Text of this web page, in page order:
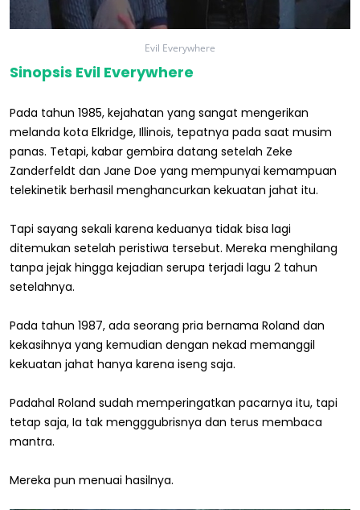
Evil Everywhere
Sinopsis Evil Everywhere
Pada tahun 1985, kejahatan yang sangat mengerikan
melanda kota Elkridge, Illinois, tepatnya pada saat musim
panas. Tetapi, kabar gembira datang setelah Zeke
Zanderfeldt dan Jane Doe yang mempunyai kemampuan
telekinetik berhasil menghancurkan kekuatan jahat itu.
Tapi sayang sekali karena keduanya tidak bisa lagi
ditemukan setelah peristiwa tersebut. Mereka menghilang
tanpa jejak hingga kejadian serupa terjadi lagu 2 tahun
setelahnya.
Pada tahun 1987, ada seorang pria bernama Roland dan
kekasihnya yang kemudian dengan nekad memanggil
kekuatan jahat hanya karena iseng saja.
Padahal Roland sudah memperingatkan pacarnya itu, tapi
tetap saja, Ia tak mengggubrisnya dan terus membaca
mantra.
Mereka pun menuai hasilnya.